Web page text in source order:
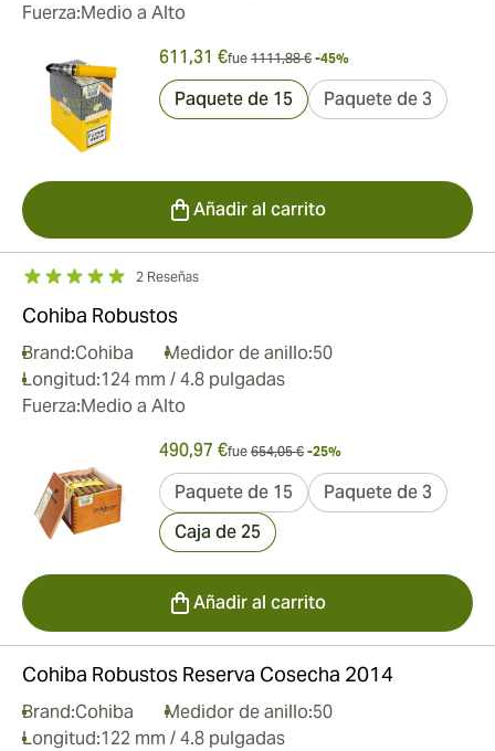
Fuerza:Medio a Alto
611,31 €fue 1111,88 € -45%
Paquete de 15 Paquete de 3
Añadir al carrito
2 Reseñas
Cohiba Robustos
Brand:Cohiba Medidor de anillo:50
Longitud:124 mm / 4.8 pulgadas
Fuerza:Medio a Alto
490,97 €fue 654,05 € -25%
Paquete de 15
Paquete de 3
Caja de 25
Añadir al carrito
Cohiba Robustos Reserva Cosecha 2014
Brand:Cohiba Medidor de anillo:50
Longitud:122 mm / 4.8 pulgadas